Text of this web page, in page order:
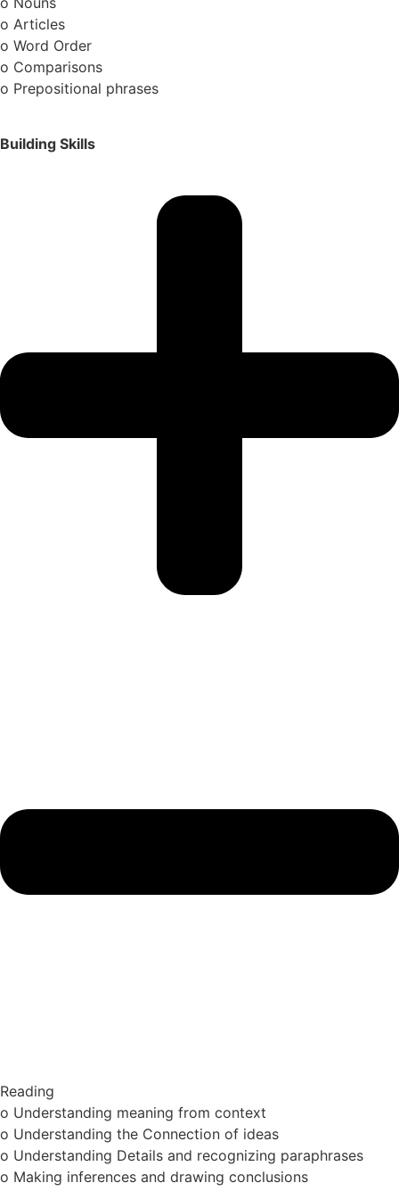
o Articles
o Word Order
o Comparisons
o Prepositional phrases
Building Skills
Reading
o Understanding meaning from context
o Understanding the Connection of ideas
o Understanding Details and recognizing paraphrases
o Making inferences and drawing conclusions